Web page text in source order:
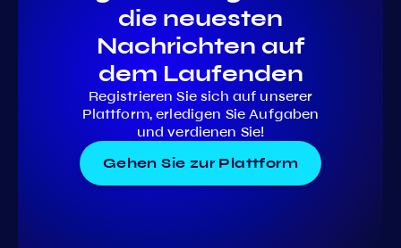
die neuesten
Nachrichten auf
dem Laufenden
Registrieren Sie sich auf unserer
Plattform, erledigen Sie Aufgaben
und verdienen Sie!
Gehen Sie zur Plattform